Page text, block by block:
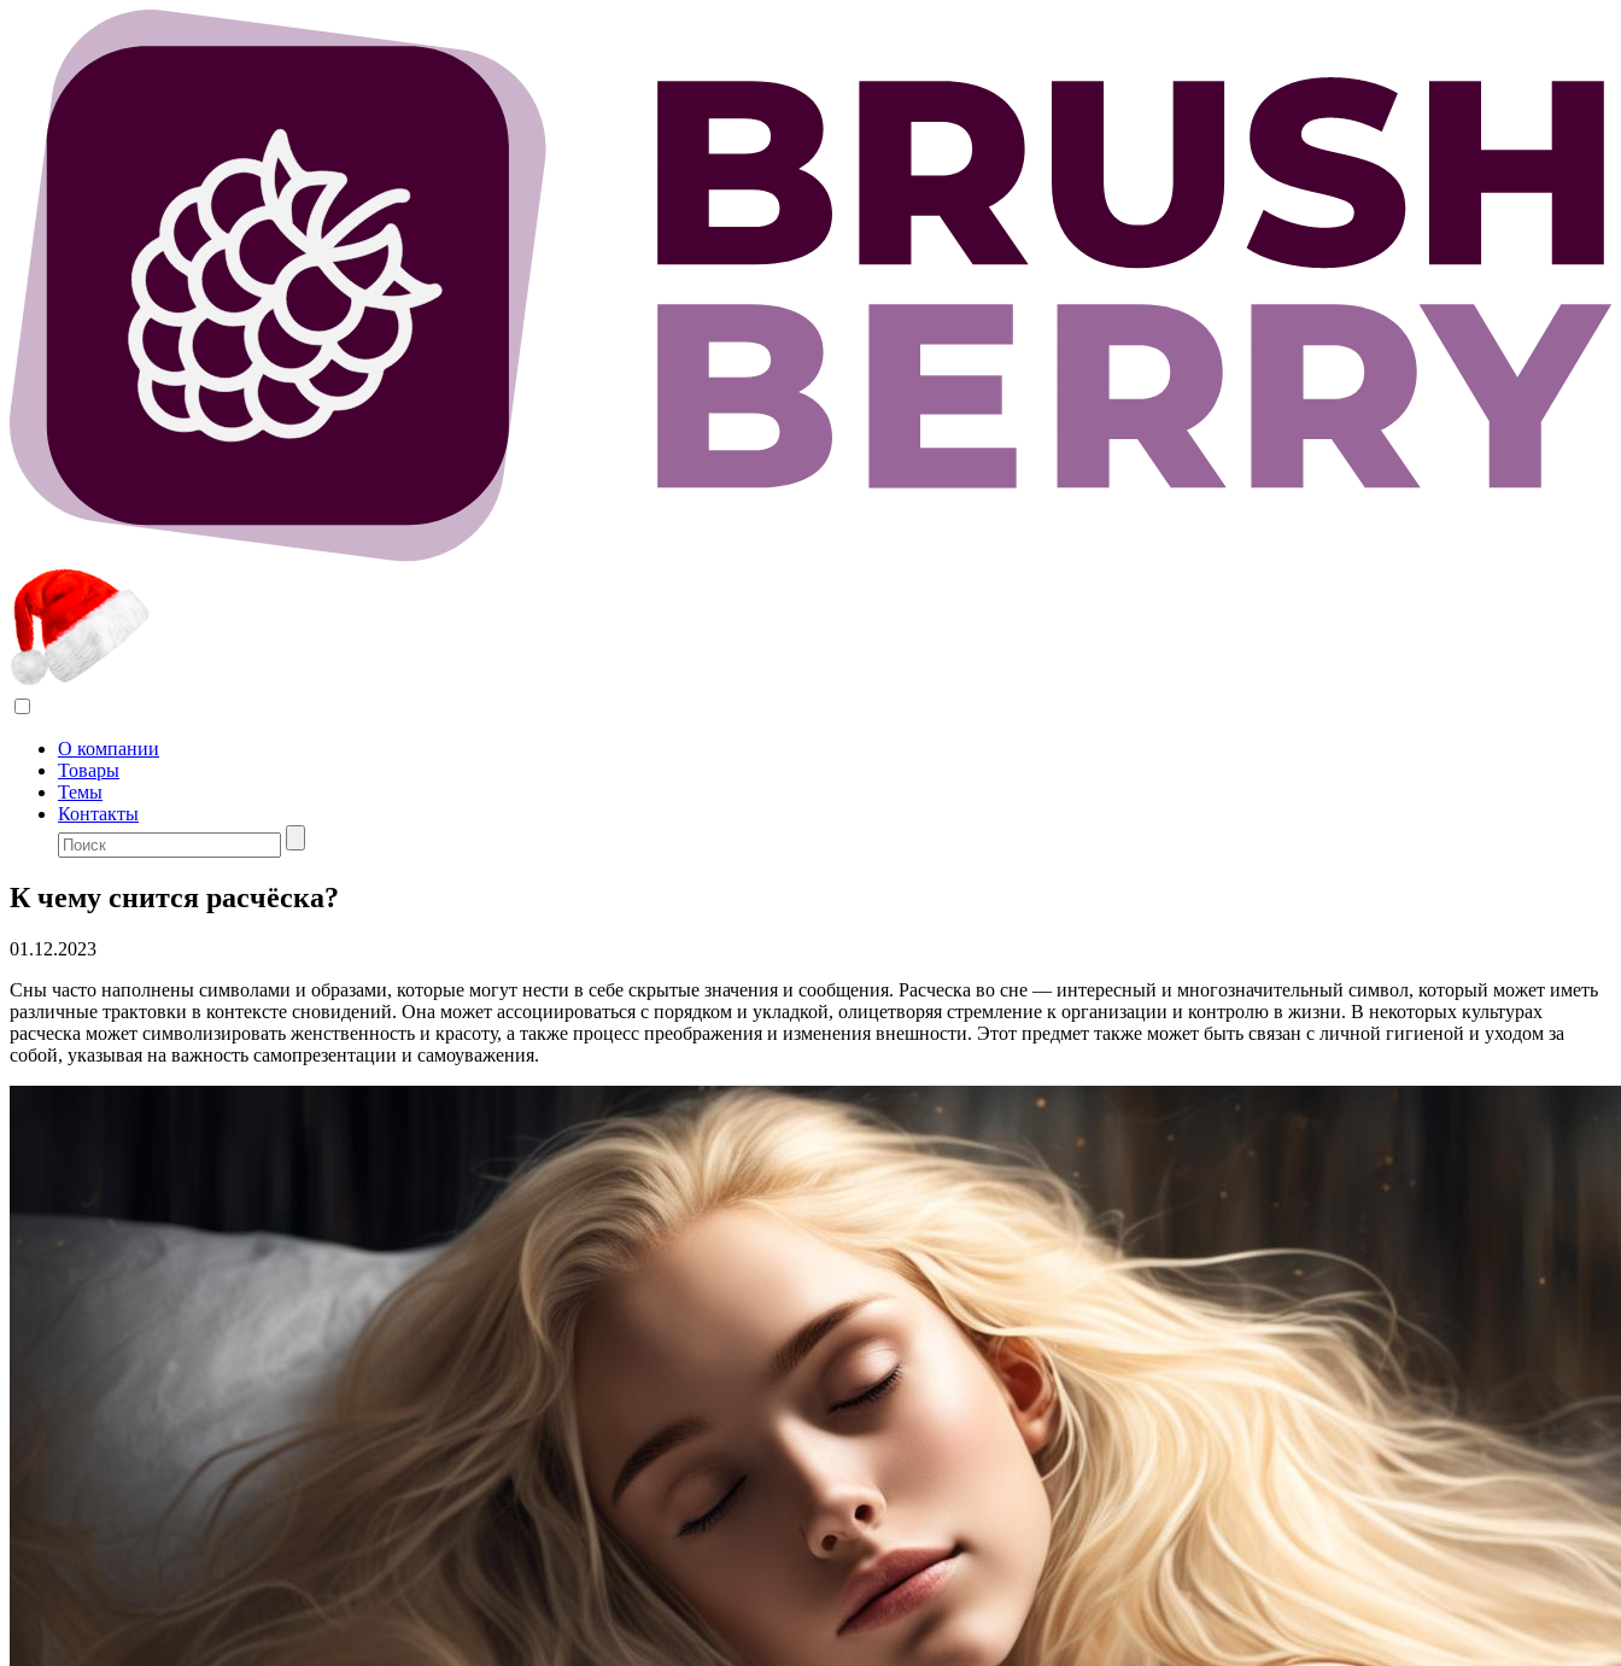
О компании
Товары
Темы
Контакты
К чему снится расчёска?
01.12.2023
Сны часто наполнены символами и образами, которые могут нести в себе скрытые значения и сообщения. Расческа во сне — интересный и многозначительный символ, который может иметь
различные трактовки в контексте сновидений. Она может ассоциироваться с порядком и укладкой, олицетворяя стремление к организации и контролю в жизни. В некоторых культурах
расческа может символизировать женственность и красоту, а также процесс преображения и изменения внешности. Этот предмет также может быть связан с личной гигиеной и уходом за
собой, указывая на важность самопрезентации и самоуважения.